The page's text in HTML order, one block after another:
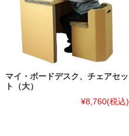
マイ・ボードデスク、チェアセッ
ト（大）
¥8,760(税込)